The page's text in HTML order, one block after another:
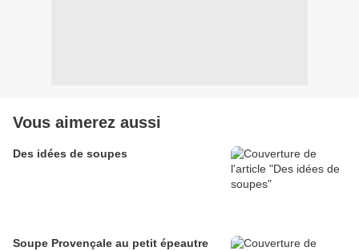
Vous aimerez aussi
Des idées de soupes
Soupe Provençale au petit épeautre